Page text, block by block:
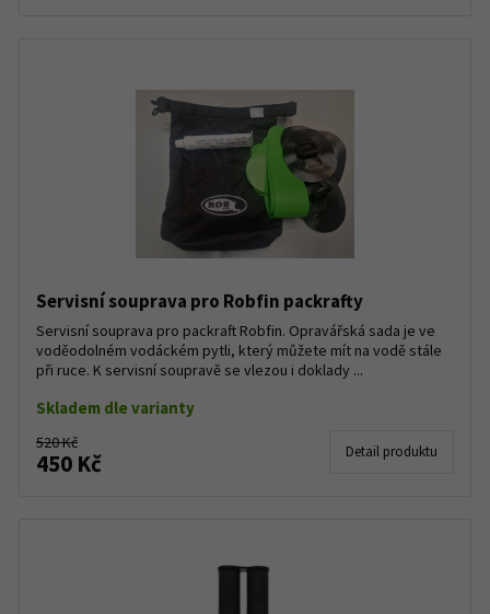
Servisní souprava pro Robfin packrafty
Servisní souprava pro packraft Robfin. Opravářská sada je ve
voděodolném vodáckém pytli, který můžete mít na vodě stále
při ruce. K servisní soupravě se vlezou i doklady ...
Skladem dle varianty
520 Kč
450 Kč Detail produktu